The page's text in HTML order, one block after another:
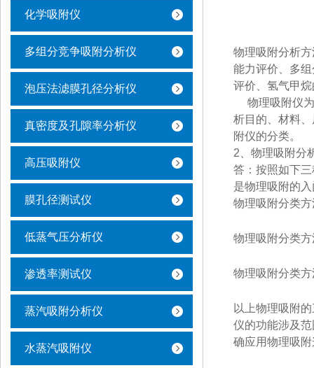
化学吸附仪
多组分竞争吸附分析仪
泡压法滤膜孔径分析仪
真密度及孔隙率分析仪
高压吸附仪
膜孔径测试仪
低蒸气压分析仪
渗透率测试仪
蒸汽吸附分析仪
水蒸汽吸附仪
物理吸附分析
能力评价、多
评价、氢气甲
物理吸附仪为
析目的、材料
附仪的分类。
2、物理吸附分
答：按照如下
是物理吸附的
物理吸附分类
物理吸附分类
物理吸附分类
以上物理吸附
仪的功能涉及
确应用物理吸